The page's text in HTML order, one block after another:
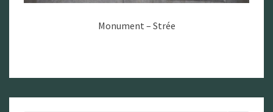
Monument – Strée